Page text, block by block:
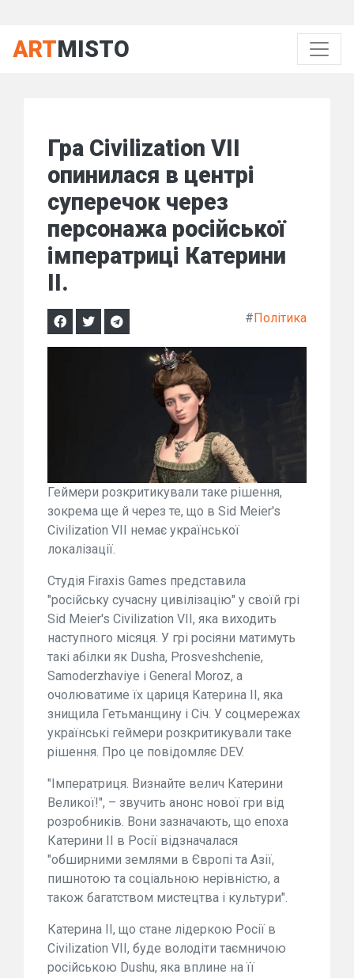
ARTMISTO
Гра Civilization VII
опинилася в центрі
суперечок через
персонажа російської
імператриці Катерини
II.
#Політика
Геймери розкритикували таке рішення,
зокрема ще й через те, що в Sid Meier's
Civilization VII немає української
локалізації.
Студія Firaxis Games представила
"російську сучасну цивілізацію" у своїй грі
Sid Meier's Civilization VII, яка виходить
наступного місяця. У грі росіяни матимуть
такі абілки як Dusha, Prosveshchenie,
Samoderzhaviye і General Moroz, а
очолюватиме їх цариця Катерина II, яка
знищила Гетьманщину і Січ. У соцмережах
українські геймери розкритикували таке
рішення. Про це повідомляє DEV.
"Імператриця. Визнайте велич Катерини
Великої!", – звучить анонс нової гри від
розробників. Вони зазначають, що епоха
Катерини II в Росії відзначалася
"обширними землями в Європі та Азії,
пишнотою та соціальною нерівністю, а
також багатством мистецтва і культури".
Катерина II, що стане лідеркою Росії в
Civilization VII, буде володіти таємничою
російською Dushu, яка вплине на її